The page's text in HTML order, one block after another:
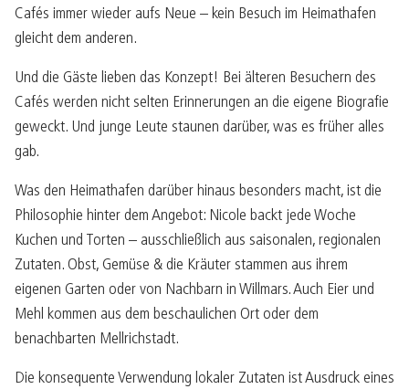
Cafés immer wieder aufs Neue – kein Besuch im Heimathafen
gleicht dem anderen.
Und die Gäste lieben das Konzept! Bei älteren Besuchern des
Cafés werden nicht selten Erinnerungen an die eigene Biografie
geweckt. Und junge Leute staunen darüber, was es früher alles
gab.
Was den Heimathafen darüber hinaus besonders macht, ist die
Philosophie hinter dem Angebot: Nicole backt jede Woche
Kuchen und Torten – ausschließlich aus saisonalen, regionalen
Zutaten. Obst, Gemüse & die Kräuter stammen aus ihrem
eigenen Garten oder von Nachbarn in Willmars. Auch Eier und
Mehl kommen aus dem beschaulichen Ort oder dem
benachbarten Mellrichstadt.
Die konsequente Verwendung lokaler Zutaten ist Ausdruck eines